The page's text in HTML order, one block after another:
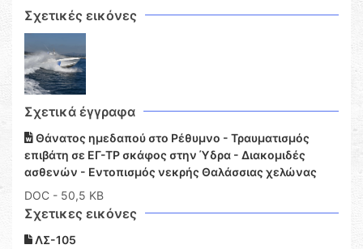
Σχετικές εικόνες
Σχετικά έγγραφα
Θάνατος ημεδαπού στο Ρέθυμνο - Τραυματισμός
επιβάτη σε ΕΓ-ΤΡ σκάφος στην Ύδρα - Διακομιδές
ασθενών - Εντοπισμός νεκρής Θαλάσσιας χελώνας
DOC - 50,5 KB
Σχετικες εικόνες
ΛΣ-105